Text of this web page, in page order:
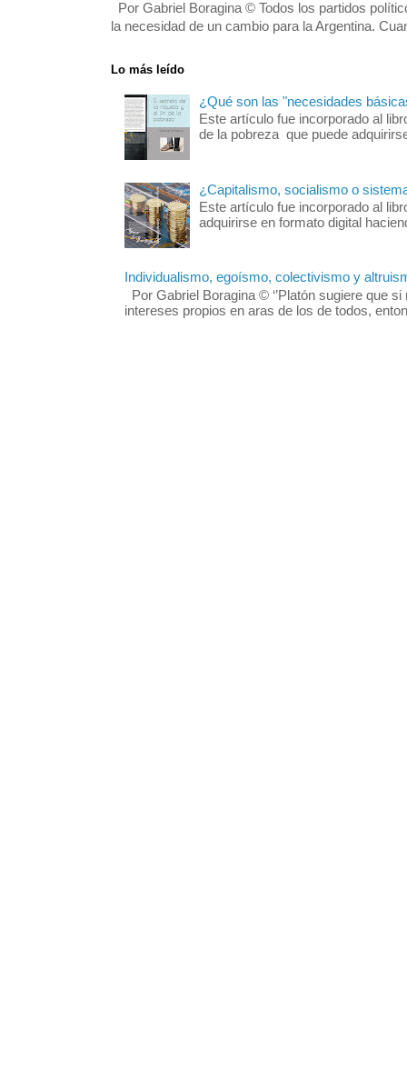
Por Gabriel Boragina © Todos los partidos
la necesidad de un cambio para la Argentina.
Lo más leído
¿Qué son las "necesidades
Este artículo fue incorporado al
de la pobreza que puede
¿Capitalismo, socialismo o
Este artículo fue incorporado al
adquirirse en formato digital
Individualismo, egoísmo, colectivismo y
Por Gabriel Boragina © ‘’Platón sugiere que
intereses propios en aras de los de todos,